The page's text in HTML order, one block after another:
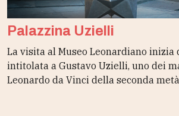
Palazzina Uzielli
La visita al Museo Leonardiano inizia
intitolata a Gustavo Uzielli, uno dei
Leonardo da Vinci della seconda